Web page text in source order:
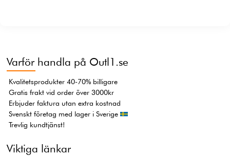
Varför handla på Outl1.se
Kvalitetsprodukter 40-70% billigare
Gratis frakt vid order över 3000kr
Erbjuder faktura utan extra kostnad
Svenskt företag med lager i Sverige
Trevlig kundtjänst!
Viktiga länkar